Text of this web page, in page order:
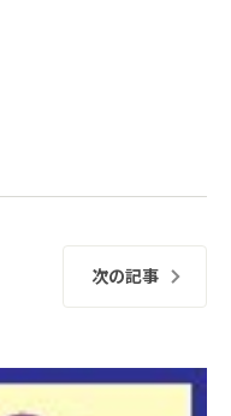
次の記事